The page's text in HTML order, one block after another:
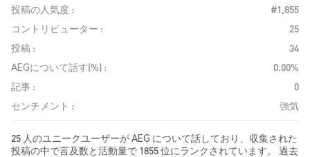
投稿の人気度 :
#1,855
コントリビューター :
25
投稿 :
34
AEGについて話す(%) :
0.00%
記事 :
0
センチメント :
強気
25 人のユニークユーザーが AEG について話しており、収集された
投稿の中で言及数と活動量で 1855 位にランクされています。 過去